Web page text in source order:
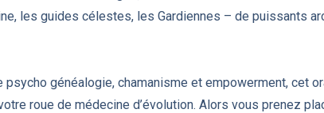
les guides célestes, les Gardiennes – de puissants
psycho généalogie, chamanisme et empowerment, cet
roue de médecine d’évolution. Alors vous prenez